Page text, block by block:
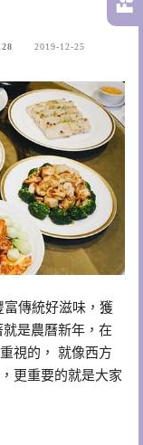
2019-12-25
傳統好滋味，獲
是農曆新年，在
視的， 就像西方
更重要的就是大家